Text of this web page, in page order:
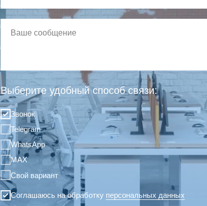
Выберите удобный способ связи:
Звонок
Telegram
WhatsApp
MAX
Свой вариант
Соглашаюсь на обработку персональных данных